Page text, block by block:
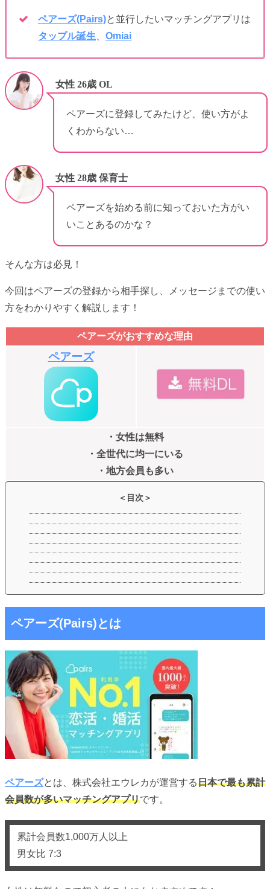
ペアーズ(Pairs)と並行したいマッチングアプリは
タップル誕生、 Omiai
女性 26歳 OL
ペアーズに登録してみたけど、使い方がよ
くわからない…
女性 28歳 保育士
ペアーズを始める前に知っておいた方がい
いことあるのかな？
そんな方は必見！
今回はペアーズの登録から相手探し、メッセージまでの使い
方をわかりやすく解説します！
ペアーズがおすすめな理由
ペアーズ
・女性は無料
・全世代に均一にいる
・地方会員も多い
ペアーズ(Pairs)とは
ペアーズとは、株式会社エウレカが運営する日本で最も累計
会員数が多いマッチングアプリです。
累計会員数1,000万人以上
男女比 7:3